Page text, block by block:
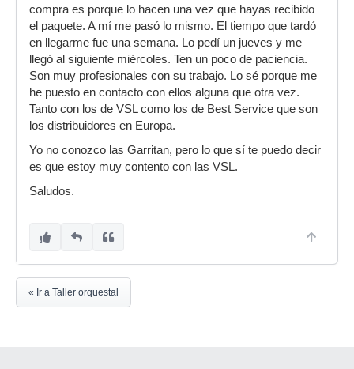
El proceso que hice fue el siguiente: añadí al
carrito la librería y una llave usb para poder
usarla, realicé mi compra añadiendo los datos de
mi tarjeta de crédito y también la dirección y mis
datos personales en un pequeño recuadro que
había más abajo.
Una vez realizado todo, recibí un email
automáticamente indicándome que mi pedido
había sido enviado al distribuidor de mi territorio.
Sin embargo, han pasado ya algunos días y no
se ha cargado ningún importe en mi tarjeta de
la librería? ¿Tardan mucho? ¿Hay que hacer
También he escrito en el foro de VSL y les he
mandado un eMail, a ver si me aclaro.
compra es porque lo hacen una vez que hayas recibido
el paquete. A mí me pasó lo mismo. El tiempo que tardó
en llegarme fue una semana. Lo pedí un jueves y me
llegó al siguiente miércoles. Ten un poco de paciencia.
Son muy profesionales con su trabajo. Lo sé porque me
he puesto en contacto con ellos alguna que otra vez.
Tanto con los de VSL como los de Best Service que son
los distribuidores en Europa.
Yo no conozco las Garritan, pero lo que sí te puedo decir
es que estoy muy contento con las VSL.
Saludos.
« Ir a Taller orquestal